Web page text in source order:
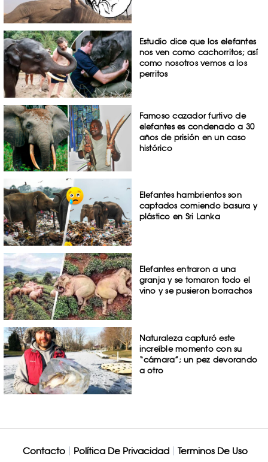
Estudio dice que los elefantes
nos ven como cachorritos; así
como nosotros vemos a los
perritos
Famoso cazador furtivo de
elefantes es condenado a 30
años de prisión en un caso
histórico
Elefantes hambrientos son
captados comiendo basura y
plástico en Sri Lanka
Elefantes entraron a una
granja y se tomaron todo el
vino y se pusieron borrachos
Naturaleza capturó este
increíble momento con su
“cámara”; un pez devorando
a otro
Contacto Política De Privacidad Terminos De Uso